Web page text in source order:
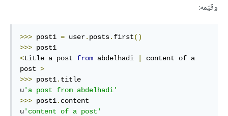
وقيّمه:
>>> post1 = user. posts. first()
>>>
<title a post from abdelhadi
content of a
post >
>>> post1. title
u'a post from abdelhadi'
>>> post1. content
u'content of a post'